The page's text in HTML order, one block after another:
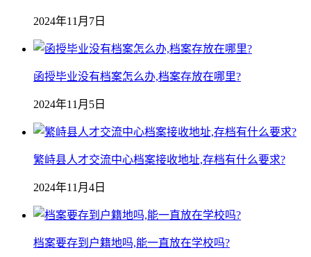
2024年11月7日
函授毕业没有档案怎么办,档案存放在哪里?
2024年11月5日
繁峙县人才交流中心档案接收地址,存档有什么要求?
2024年11月4日
档案要存到户籍地吗,能一直放在学校吗?